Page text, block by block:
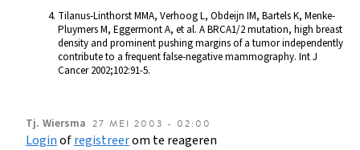
Tilanus-Linthorst MMA, Verhoog L, Obdeijn IM, Bartels K, Menke-
Pluymers M, Eggermont A, et al. A BRCA1/2 mutation, high breast
density and prominent pushing margins of a tumor independently
contribute to a frequent false-negative mammography. Int J
Cancer 2002;102:91-5.
Tj. Wiersma 27 MEI 2003 - 02:00
Loginofregistreerom te reageren